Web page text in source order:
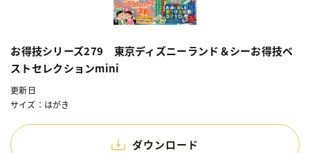
お得技シリーズ279 東京ディズニーランド＆シーお得技ベ
ストセレクションmini
更新日
サイズ：はがき
ダウンロード